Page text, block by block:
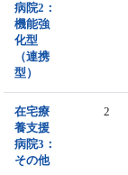
病院2：
機能強
化型
（連携
型）
在宅療
養支援
病院3：
その他
2